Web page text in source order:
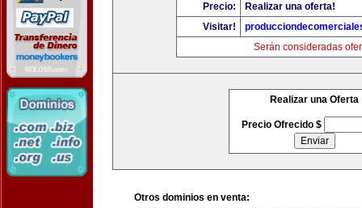
Precio:
Realizar una oferta!
Visitar!
Serán consideradas
Realizar una Oferta
Precio Ofrecido $
Otros dominios en venta: